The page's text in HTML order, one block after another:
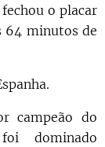
o placar
64 minutos de
campeão do
dominado